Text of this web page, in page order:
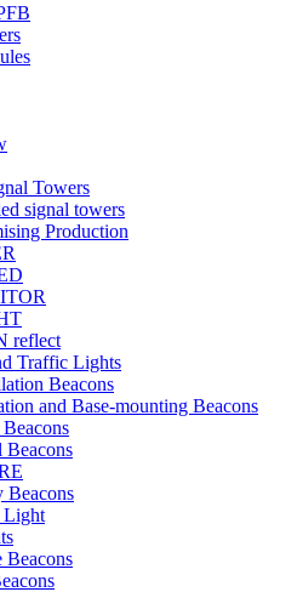
Towers
signal towers
Production
reflect
Traffic Lights
Beacons
and Base-mounting Beacons
Beacons
Light
Beacons